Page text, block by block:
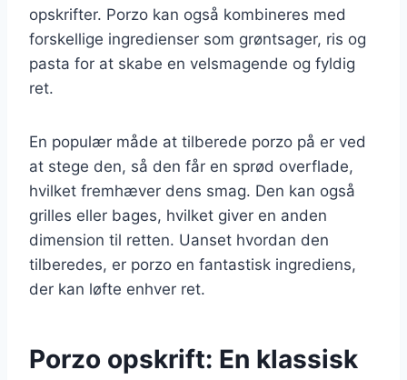
opskrifter. Porzo kan også kombineres med
forskellige ingredienser som grøntsager, ris og
pasta for at skabe en velsmagende og fyldig
ret.
En populær måde at tilberede porzo på er ved
at stege den, så den får en sprød overflade,
hvilket fremhæver dens smag. Den kan også
grilles eller bages, hvilket giver en anden
dimension til retten. Uanset hvordan den
tilberedes, er porzo en fantastisk ingrediens,
der kan løfte enhver ret.
Porzo opskrift: En klassisk